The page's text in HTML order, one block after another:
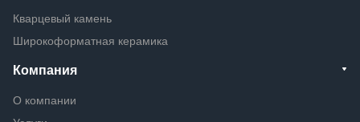
Кварцевый камень
Широкоформатная керамика
Компания
О компании